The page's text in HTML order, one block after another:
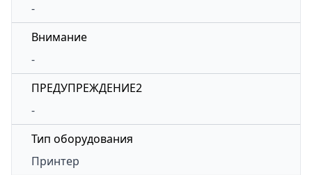
-
Внимание
-
ПРЕДУПРЕЖДЕНИЕ2
-
Тип оборудования
Принтер